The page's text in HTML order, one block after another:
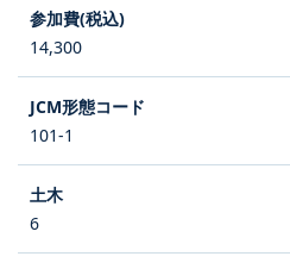
14,300
101-1
6